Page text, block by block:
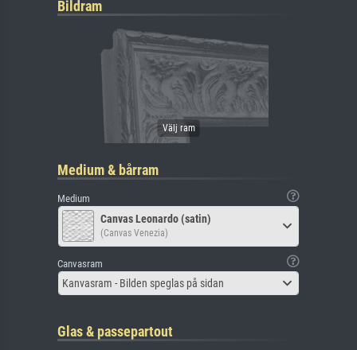
Bildram
Medium & bårram
Medium
Canvas Leonardo (satin)
(Canvas Venezia)
Canvasram
Kanvasram - Bilden speglas på sidan
Glas & passepartout